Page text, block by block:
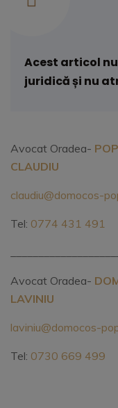
Acest articol
juridică și nu
Avocat Oradea-
CLAUDIU
claudiu@domocos-
Tel: 0774 431 491
Avocat Oradea-
LAVINIU
laviniu@domocos-
Tel: 0730 669 499